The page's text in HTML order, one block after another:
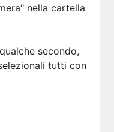
nella cartella
secondo,
tutti con